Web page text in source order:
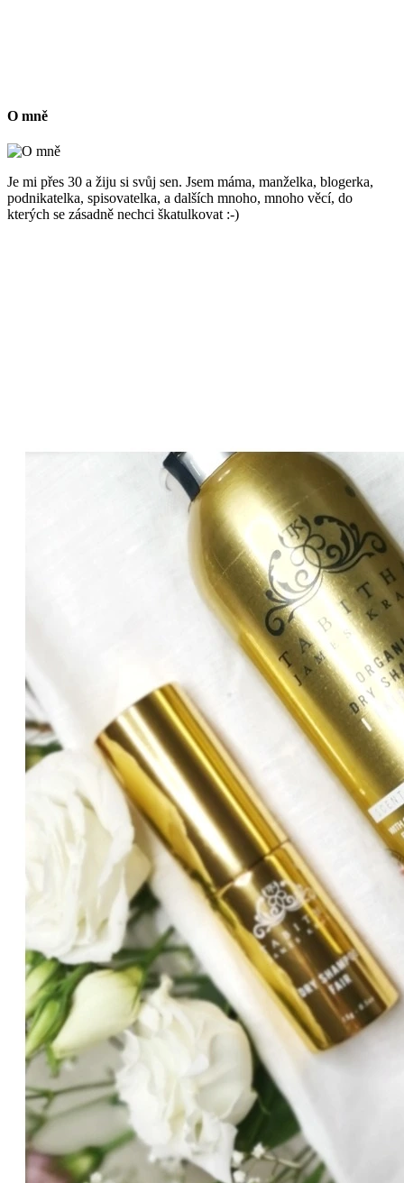
O mně
Je mi přes 30 a žiju si svůj sen. Jsem máma, manželka, blogerka,
podnikatelka, spisovatelka, a dalších mnoho, mnoho věcí, do
kterých se zásadně nechci škatulkovat :-)